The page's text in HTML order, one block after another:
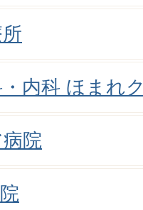
内科 ほまれ
院